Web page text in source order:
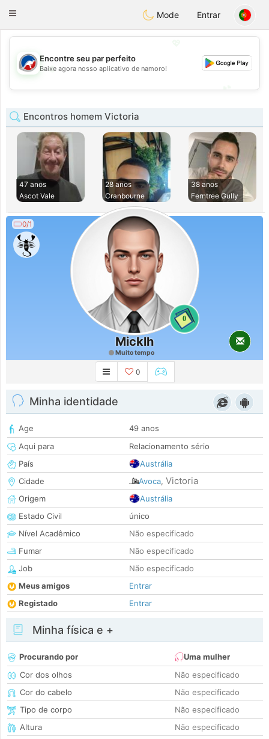
Australia Chat
Toggle
Mode Entrar
💖
💕
Encontre seu par perfeito
Baixe agora nosso aplicativo de namoro!
Encontros homem Victoria
47 anos
Ascot Vale
28 anos
Cranbourne
38 anos
Ferntree Gully
0/1
0
Micklh
Muito tempo
0
Minha identidade
Age
49 anos
Aqui para
Relacionamento sério
País
Austrália
Cidade
Avoca, Victoria
Origem
Austrália
Estado Civil
único
Nível Acadêmico
Não especificado
Fumar
Não especificado
Job
Não especificado
Meus amigos
Entrar
Registado
Entrar
Minha física e +
Procurando por
Uma mulher
Cor dos olhos
Não especificado
Cor do cabelo
Não especificado
Tipo de corpo
Não especificado
Altura
Não especificado